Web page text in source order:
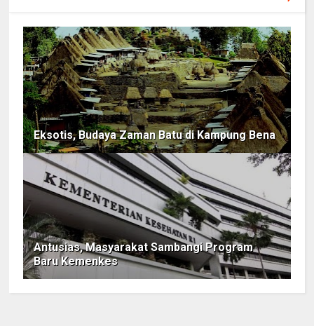
Eksotis, Budaya Zaman Batu di Kampung Bena
Antusias, Masyarakat Sambangi Program
Baru Kemenkes